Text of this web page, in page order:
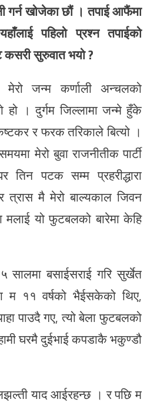
गर्न खोजेका छौं । तपाई आफैंमा
पहिलो प्रश्न तपाईको
सुरुवात भयो ?
जन्म कर्णाली अन्चलको
हो । दुर्गम जिल्लामा जन्मे हुँके
र फरक तरिकाले बित्यो ।
मेरो बुवा राजनीतीक पार्टी
तिन पटक सम्म प्रहरीद्धारा
मै मेरो बाल्यकाल जिवन
मलाई यो फुटबलको बारेमा केहि
सालमा बसाईसराई गरि सुर्खेत
म ११ वर्षको भैईसकेको थिए,
पाउदै गए, त्यो बेला फुटबलको
घरमै दुईभाई कपडाकै भकुण्डौ
याद आईरहन्छ । र पछि म